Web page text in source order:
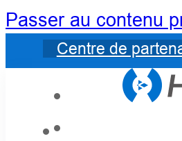
Passer au contenu
Centre de